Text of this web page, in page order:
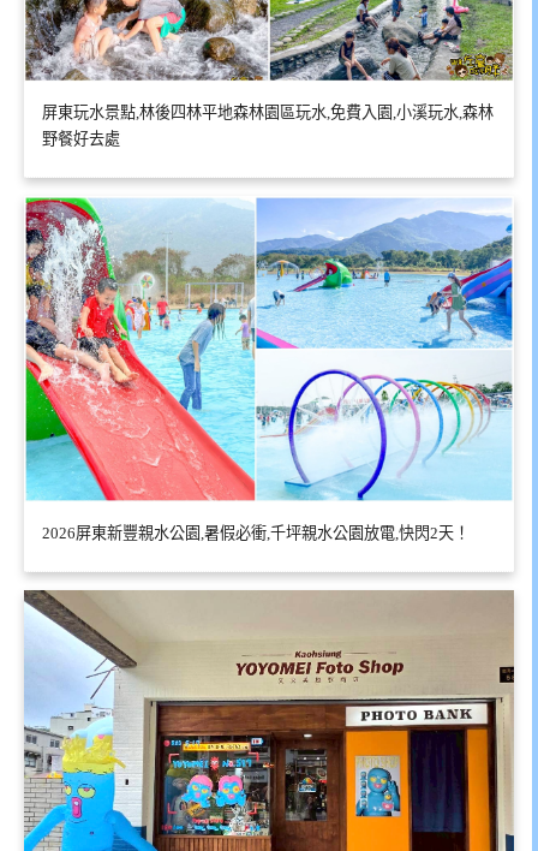
屏東玩水景點,林後四林平地森林園區玩水,免費入園,小溪玩水,森林
野餐好去處
2026屏東新豐親水公園,暑假必衝,千坪親水公園放電,快閃2天！